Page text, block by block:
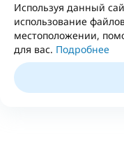
Используя данный
использование
местоположении,
для вас. Подробнее